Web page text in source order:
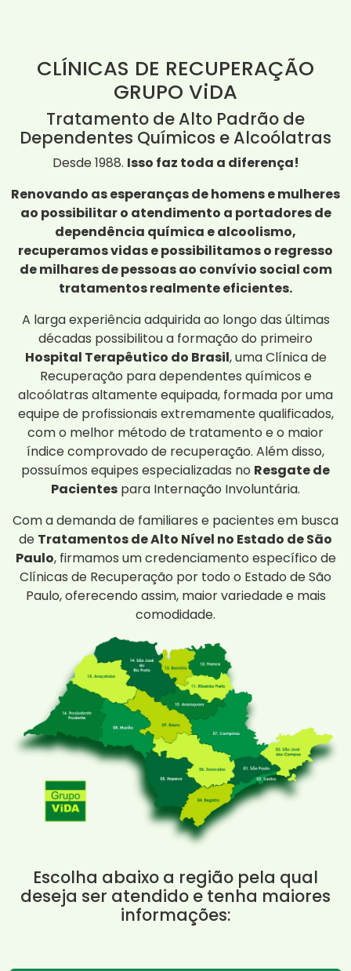
CLÍNICAS DE RECUPERAÇÃO
GRUPO ViDA
Tratamento de Alto Padrão de
Dependentes Químicos e Alcoólatras
Desde 1988. Isso faz toda a diferença!
Renovando as esperanças de homens e mulheres
ao possibilitar o atendimento a portadores de
dependência química e alcoolismo,
recuperamos vidas e possibilitamos o regresso
de milhares de pessoas ao convívio social com
tratamentos realmente eficientes.
A larga experiência adquirida ao longo das últimas
décadas possibilitou a formação do primeiro
Hospital Terapêutico do Brasil, uma Clínica de
Recuperação para dependentes químicos e
alcoólatras altamente equipada, formada por uma
equipe de profissionais extremamente qualificados,
com o melhor método de tratamento e o maior
índice comprovado de recuperação. Além disso,
possuímos equipes especializadas no Resgate de
Pacientes para Internação Involuntária.
Com a demanda de familiares e pacientes em busca
de Tratamentos de Alto Nível no Estado de São
Paulo, firmamos um credenciamento específico de
Clínicas de Recuperação por todo o Estado de São
Paulo, oferecendo assim, maior variedade e mais
comodidade.
Escolha abaixo a região pela qual
deseja ser atendido e tenha maiores
informações: